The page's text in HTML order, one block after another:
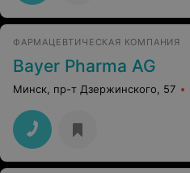
ФАРМАЦЕВТИЧЕСКАЯ КОМПАНИЯ
Bayer Pharma AG
Минск, пр-т Дзержинского, 57